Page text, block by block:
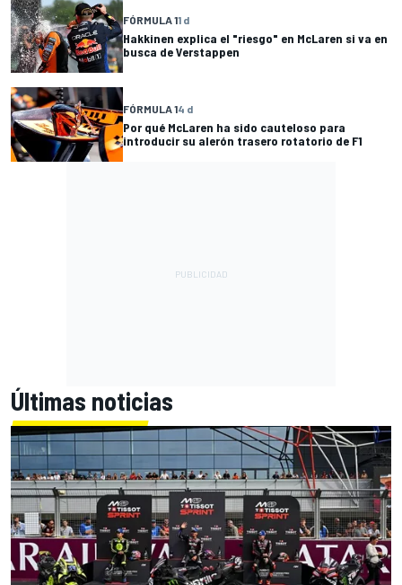
FÓRMULA 11 d
Hakkinen explica el "riesgo" en McLaren si va en
busca de Verstappen
FÓRMULA 14 d
Por qué McLaren ha sido cauteloso para
introducir su alerón trasero rotatorio de F1
Últimas noticias